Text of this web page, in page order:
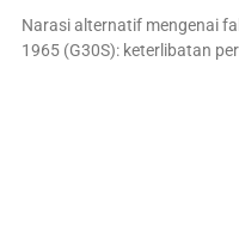
Narasi alternatif mengenai
1965 (G30S): keterlibatan